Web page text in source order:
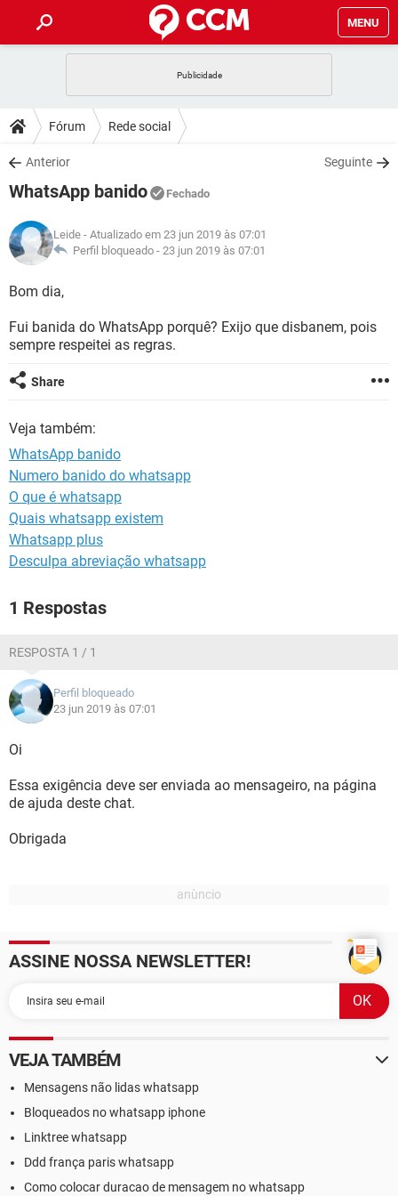
MENU
CELULAR
OUTLOOK
INSTAGRAM
GUIA DE COMPRAS
DICAS
JOGOS
INSTAGRAM GMAIL
GUIA DE COMPRAS
DOWNLOADS
JOGOS
CELULAR
OUTLOOK EXCEL
INSTAGRAM
JOGOS WHATSAPP
CELULAR
OUTLOOK
INSTAGRAM GMAIL
GLOSSÁRIO
JOGOS
OUTLOOK
INSTAGRAM
Fórum Rede social
Anterior Seguinte
WhatsApp banido Fechado
Leide - Atualizado em 23 jun 2019 às 07:01
Perfil bloqueado - 23 jun 2019 às 07:01
Bom dia,
Fui banida do WhatsApp porquê? Exijo que disbanem, pois
sempre respeitei as regras.
Share
Veja também:
WhatsApp banido
Numero banido do whatsapp
O que é whatsapp
Quais whatsapp existem
Whatsapp plus
Desculpa abreviação whatsapp
1 Respostas
RESPOSTA 1 / 1
Perfil bloqueado
23 jun 2019 às 07:01
Oi
Essa exigência deve ser enviada ao mensageiro, na página
de ajuda deste chat.
Obrigada
ASSINE NOSSA NEWSLETTER!
VEJA TAMBÉM
Mensagens não lidas whatsapp
Bloqueados no whatsapp iphone
Linktree whatsapp
Ddd frança paris whatsapp
Como colocar duracao de mensagem no whatsapp